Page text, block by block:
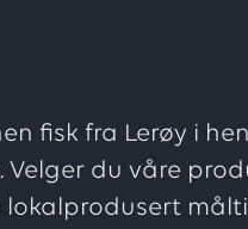
fisk fra Lerøy i
du våre